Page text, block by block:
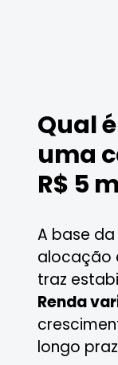
A base
alocação
traz
Renda
longo
Qual
uma
R$ 5